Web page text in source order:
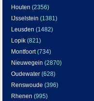
Houten (2356)
IJsselstein (1381)
Leusden (1482)
Lopik (821)
Montfoort(734)
Nieuwegein (2870)
Oudewater (628)
Renswoude (396)
Rhenen (995)